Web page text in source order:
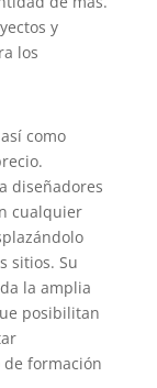
y
los
como
diseñadores
cualquier
sitios. Su
la amplia
posibilitan
formación